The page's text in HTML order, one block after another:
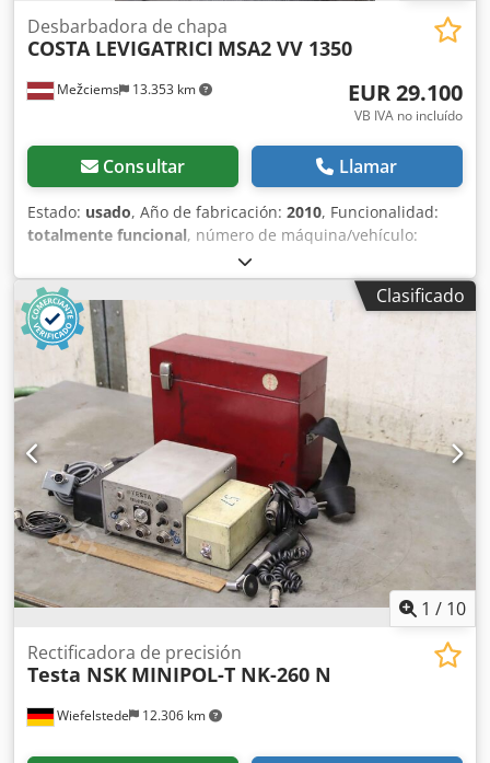
Mežciems 13.353 km
Desbarbadora de chapa
COSTA LEVIGATRICI MSA2 VV 1350
EUR 29.100
VB IVA no incluído
Consultar Llamar
Estado: usado, Año de fabricación: 2010, Funcionalidad:
totalmente funcional, número de máquina/vehículo:
, La máquina consta de 3 unidades de trabajo:
Dkjdpfx Aioxn Ifusver 1ª. Cepillos XSV (12 cepillos rotativos
y oscilantes) 2ª. Cepillos XSV (12 cepillos rotativos y
oscilantes) 3ª. Cepillo de rodillo Cinta de alimentación de
1350 mm.
Clasificado
1 / 10
Wiefelstede 12.306 km
Rectificadora de precisión
Testa NSK MINIPOL-T NK-260 N